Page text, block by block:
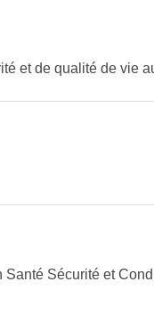
et de qualité de vie
Sécurité et